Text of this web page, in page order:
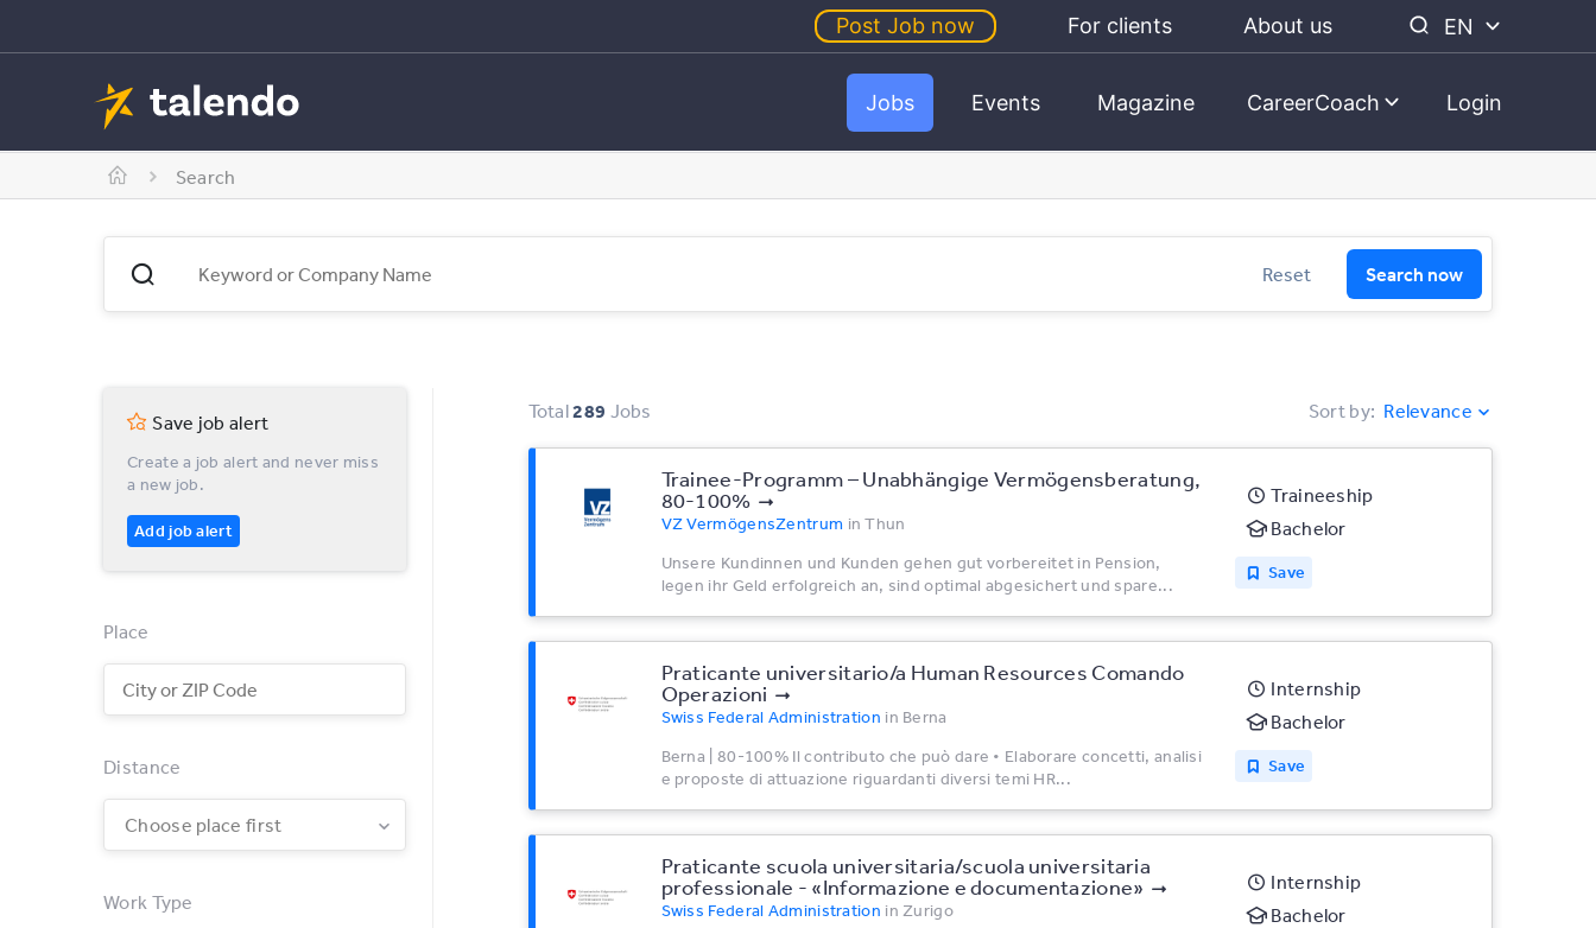
Post Job now For clients About us EN
Jobs Events Magazine CareerCoach Login
Search
Reset Search now
Save job alert
Create a job alert and never miss
a new job.
Add job alert
Place
Distance
Choose place first
Work Type
Total289 Jobs Sort by: Relevance
Trainee-Programm – Unabhängige Vermögensberatung,
80-100%
VZ VermögensZentrum inThun
Unsere Kundinnen und Kunden gehen gut vorbereitet in Pension,
legen ihr Geld erfolgreich an, sind optimal abgesichert und spare...
Traineeship
Bachelor
Save
Praticante universitario/a Human Resources Comando
Operazioni
Swiss Federal Administration in Berna
Berna | 80-100% Il contributo che può dare • Elaborare concetti, analisi
e proposte di attuazione riguardanti diversi temi HR...
Internship
Bachelor
Save
Praticante scuola universitaria/scuola universitaria
professionale - «Informazione e documentazione»
Swiss Federal Administration inZurigo
Internship
Bachelor